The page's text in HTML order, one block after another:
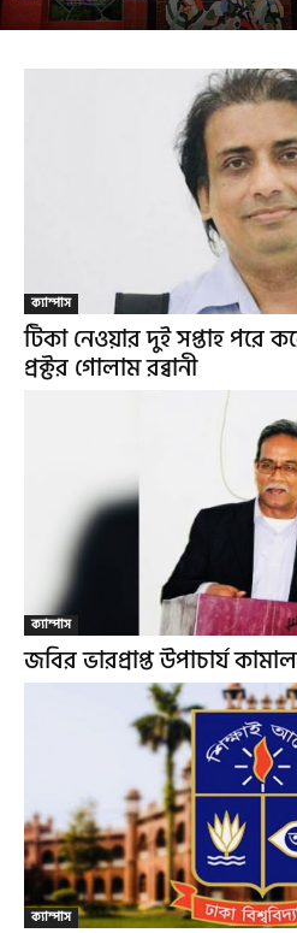
ক্যাম্পাস
টিকা নেওয়ার দুই সপ্তাহ পরে
প্রক্টর গোলাম রব্বানী
ক্যাম্পাস
জবির ভারপ্রাপ্ত উপাচার্য
ক্যাম্পাস